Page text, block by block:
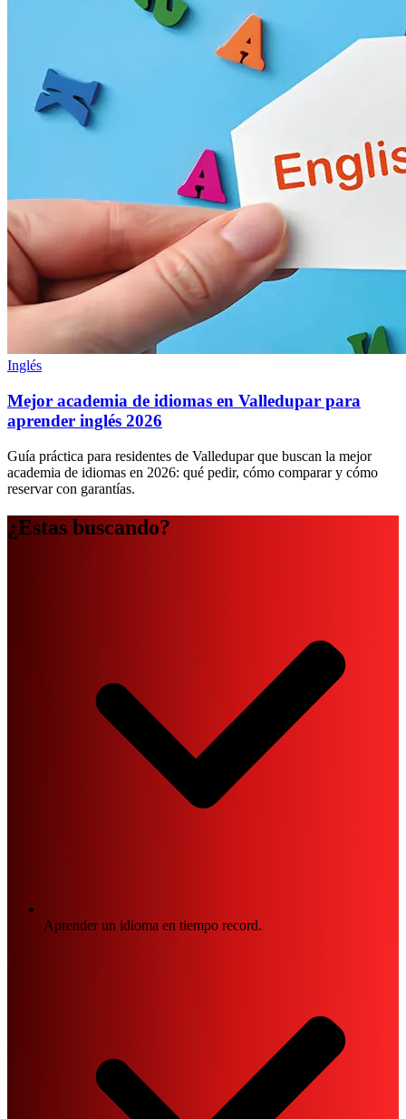
Inglés
Mejor academia de idiomas en Valledupar para
aprender inglés 2026
Guía práctica para residentes de Valledupar que buscan la mejor
academia de idiomas en 2026: qué pedir, cómo comparar y cómo
reservar con garantías.
¿Estas buscando?
Aprender un idioma en tiempo record.